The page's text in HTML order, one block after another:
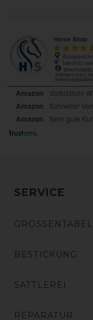
SERVICE
BESTICKUNG
SATTLEREI
REPARATUR